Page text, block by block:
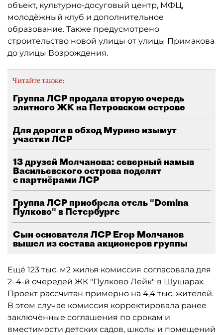
объект, культурно-досуговый центр, МФЦ,
молодёжный клуб и дополнительное
образование. Также предусмотрено
строительство новой улицы от улицы Примакова
до улицы Возрождения.
Читайте также:
Группа ЛСР продала вторую очередь
элитного ЖК на Петровском острове
Для дороги в обход Мурино изымут
участки ЛСР
13 друзей Молчанова: северный намыв
Васильевского острова поделят
с партнёрами ЛСР
Группа ЛСР приобрела отель "Domina
Пулково" в Петербурге
Сын основателя ЛСР Егор Молчанов
вышел из состава акционеров группы
Ещё 123 тыс. м2 жилья комиссия согласовала для
2–4-й очередей ЖК "Пулково Лейк" в Шушарах.
Проект рассчитан примерно на 4,4 тыс. жителей.
В этом случае комиссия корректировала ранее
заключённые соглашения по срокам и
вместимости детских садов, школы и помещений